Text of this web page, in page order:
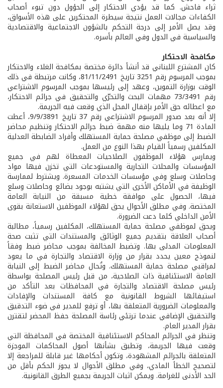
ثراء فاحش. كما قد يؤدي الاحتكار إلى الحؤول دون تبوء أصحاب
الكفاءات مجالات العمل نتيجة سيطرة المحتكرين على هذه الأسواق،
وقد يصل الأمر إلى درجة التحكم بالشؤون الاجتماعية والاقتصادية
والسياسية في الدول وفي العالم بأسره.
مكافحة الاحتكار
كان المشترع اللبناني قد أنشأ دائرة مختصة بمكافحة الغلاء والاحتكار
بموجب المرسوم رقم 3251 تاريخ 81/11/2491، وكانت مرتبطة في ذلك
الوقت بوزارة التموين، وعهد إلى رئيسها بموجب المرسوم الاشتراعي
رقم 73/3491 مهمات البحث والتحرّي والتحقيق في جرائم الاحتكار،
مع اعطائه حق الأمر بإقفال المحل الذي وقعت فيه الجريمة.
إلا أنه بعد صدور المرسوم الاشتراعي رقم 37 تاريخ 9/9/3891، أعطت
المادة 71 وما يليها منه مهمة ضبط جرائم الاحتكار وتنظيم محاضر
الضبط إلى موظفي مصلحة حماية المستهلك وأفراد الضابطة العدلية
المكلفين رسمياً القيام بهذا النوع من العمل.
ويمارس هؤلاء الموظفون الصلاحيات المعطاة لهم في جميع
المؤسسات والمحلات التجارية والمستودعات التي تخزن فيها مواد
وحاصلات وسلع وفي مؤسسات الخدمات المسعرة. ويشترط لممارسة
الوظيفة في الأماكن الأخرى التي يشتبه بوجود بضائع وحاصلات وسلع
فيها، الحصول على موافقة خطية مسبقة من النيابة العامة
المختصة. وفي مطلق الأحوال يحق لهؤلاء الموظفين الاستعانة بقوى
الأمن الداخلي كلما دعت الضرورة.
ويحق لموظفي مصلحة حماية المستهلك، المكلفين رسمياً، مطالبة
أصحاب العلاقة بتقديم جميع الوثائق والمستندات التي تثبت صحة
المعلومات المدلى بها. وتضبط المخالفة بموجب محاضر ضبط وفقاً
لنموذج معين يحدد بقرار من وزارة الاقتصاد والتجارة في ما يعود
لمراقبي مصلحة حماية المستهلك. وتُحال محاضر الضبط إلى النيابة
العامة الاستئنافية ذات الصلاحية، من قبل رئيس المصلحة بواسطة
رئيس مصلحة الاقتصاد والتجارة في المحافظات بعد التأكد من
استيفائها الشروط القانونية مع كافة المستندات والإفادات
والمعلومات الضرورية المتعلقة بها، أو ترفع للمدير في ضوء التدقيق
والتحقيق الإضافي عندما ترتئي رئاسة المصلحة حفظ المحضر لتقترن
بقرار المدير العام.
وتنظر في الجرائم المحاكم الاستئنافية المختصة في المحافظة التي
وقعت فيها الجريمة، وتطبق بشأنها أصول المحاكمات الموجزة
المتعلقة بالجرائم المشهودة، وتكون أحكامها غير قابلة للمراجعة إلا
لتصحيح الخطأ المادي، وفي مطلق الأحوال لا يجوز الحكم بأقل من
الحد الأدنى للغرامة. ويمكن اثبات الجريمة بجميع الطرق القانونية.